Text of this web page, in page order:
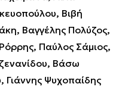
Βιβή
Βαγγέλης Πολύζος,
Παύλος Σάμιος,
Βάσω
Γιάννης Ψυχοπαίδης